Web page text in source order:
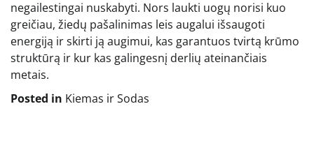
negailestingai nuskabyti. Nors laukti uogų norisi kuo
greičiau, žiedų pašalinimas leis augalui išsaugoti
energiją ir skirti ją augimui, kas garantuos tvirtą krūmo
struktūrą ir kur kas galingesnį derlių ateinančiais
metais.
Posted in Kiemas ir Sodas